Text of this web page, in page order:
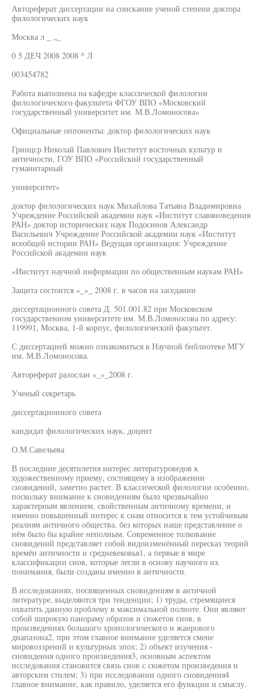
Автореферат диссертации на соискание ученой степени доктора
филологических наук
Москва л _ „_
0 5 ДЕЧ 2008 2008 ^ Л
003454782
Работа выполнена на кафедре классической филологии
филологического факультета ФГОУ ВПО «Московский
государственный университет им. М.В.Ломоносова»
Официальные оппоненты: доктор филологических наук
Гринцср Николай Павлович Институт восточных культур и
античности, ГОУ ВПО «Российский государственный
гуманитарный
университет»
доктор филологических наук Михайлова Татьяна Владимировна
Учреждение Российской академии наук «Институт славяноведения
РАН» доктор исторических наук Подосинов Александр
Васильевич Учреждение Российской академии наук «Институт
всеобщей истории РАН» Ведущая организация: Учреждение
Российской академии наук
«Институт научной информации по общественным наукам РАН»
Защита состоится «_»_ 2008 г. в часов на заседании
диссертационного совета Д. 501.001.82 при Московском
государственном университете им. М.В.Ломоносова по адресу:
119991, Москва, 1-й корпус, филологический факультет.
С диссертацией можно ознакомиться в Научной библиотеке МГУ
им. М.В.Ломоносова.
Автореферат разослан «_»_2008 г.
Ученый секретарь
диссертационного совета
кандидат филологических наук, доцент
О.М.Савельева
В последние десятилетия интерес литературоведов к
художественному приему, состоящему в изображении
сновидений, заметно растет. В классической филологии особенно,
поскольку внимание к сновидениям было чрезвычайно
характерным явлением, свойственным античному времени, и
именно повышенный интерес к снам относится к тем устойчивым
реалиям античного общества, без которых наше представление о
нём было бы крайне неполным. Современное толкование
сновидений представляет собой видоизменённый пересказ теорий
времён античности и средневековья1, а первые в мире
классификации снов, которые легли в основу научного их
понимания, были созданы именно в античности.
В исследованиях, посвященных сновидениям в античной
литературе, выделяются три тенденции; 1) труды, стремящиеся
охватить данную проблему в максимальной полноте. Они являют
собой широкую панораму образов и сюжетов снов, в
произведениях большого хронологического и жанрового
диапазона2, при этом главное внимание уделяется смене
мировоззрений и культурных эпох; 2) объект изучения -
сновидения одного произведения3, основным аспектом
исследования становится связь снов с сюжетом произведения и
авторским стилем; 3) при исследовании одного сновидения4
главное внимание, как правило, уделяется его функции и смыслу.